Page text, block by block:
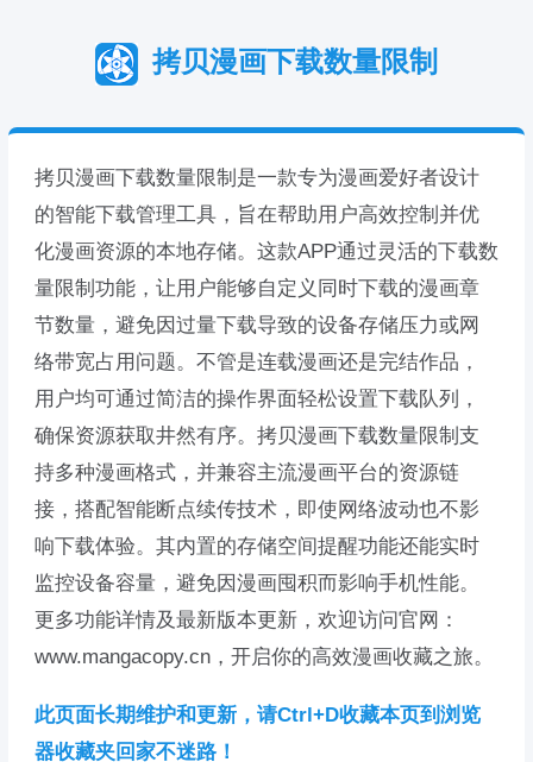
拷贝漫画下载数量限制
拷贝漫画下载数量限制是一款专为漫画爱好者设计
的智能下载管理工具，旨在帮助用户高效控制并优
化漫画资源的本地存储。这款APP通过灵活的下载数
量限制功能，让用户能够自定义同时下载的漫画章
节数量，避免因过量下载导致的设备存储压力或网
络带宽占用问题。不管是连载漫画还是完结作品，
用户均可通过简洁的操作界面轻松设置下载队列，
确保资源获取井然有序。拷贝漫画下载数量限制支
持多种漫画格式，并兼容主流漫画平台的资源链
接，搭配智能断点续传技术，即使网络波动也不影
响下载体验。其内置的存储空间提醒功能还能实时
监控设备容量，避免因漫画囤积而影响手机性能。
更多功能详情及最新版本更新，欢迎访问官网：
www.mangacopy.cn，开启你的高效漫画收藏之旅。
此页面长期维护和更新，请Ctrl+D收藏本页到浏览
器收藏夹回家不迷路！